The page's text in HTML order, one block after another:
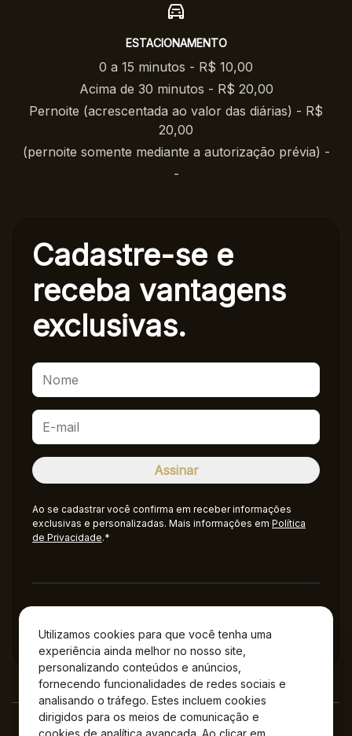
Utilizamos cookies para que você tenha uma
experiência ainda melhor no nosso site,
personalizando conteúdos e anúncios,
fornecendo funcionalidades de redes sociais e
analisando o tráfego. Estes incluem cookies
dirigidos para os meios de comunicação e
cookies de analítica avançada. Ao clicar em
ESTACIONAMENTO
0 a 15 minutos - R$ 10,00
Acima de 30 minutos - R$ 20,00
Pernoite (acrescentada ao valor das diárias) - R$
20,00
(pernoite somente mediante a autorização prévia) -
-
Cadastre-se e
receba vantagens
exclusivas.
Ao se cadastrar você confirma em receber informações
exclusivas e personalizadas. Mais informações em Política
de Privacidade.*
Administração